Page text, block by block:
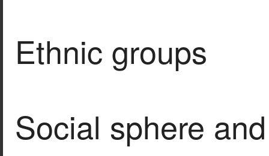
Ethnic groups
Social sphere